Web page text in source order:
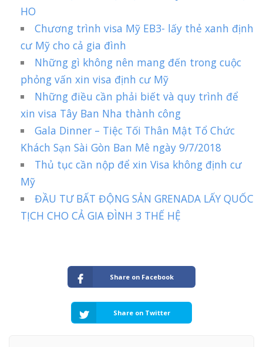
HO
Chương trình visa Mỹ EB3- lấy thẻ xanh định
cư Mỹ cho cả gia đình
Những gì không nên mang đến trong cuộc
phỏng vấn xin visa định cư Mỹ
Những điều cần phải biết và quy trình để
xin visa Tây Ban Nha thành công
Gala Dinner – Tiệc Tối Thân Mật Tổ Chức
Khách Sạn Sài Gòn Ban Mê ngày 9/7/2018
Thủ tục cần nộp để xin Visa không định cư
Mỹ
ĐẦU TƯ BẤT ĐỘNG SẢN GRENADA LẤY QUỐC
TỊCH CHO CẢ GIA ĐÌNH 3 THẾ HỆ
Share on Facebook
Share on Twitter